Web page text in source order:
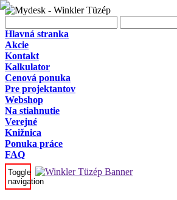
Hlavná stranka
Akcie
Kontakt
Kalkulator
Cenová ponuka
Pre projektantov
Webshop
Na stiahnutie
Verejné
Knižnica
Ponuka práce
FAQ
Toggle
navigation